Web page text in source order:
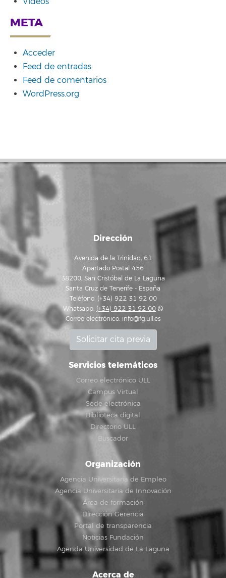
META
Acceder
Feed de entradas
Feed de comentarios
WordPress.org
Dirección
Avenida de la Trinidad, 61
Apartado Postal 456
38200, San Cristóbal de La Laguna
Santa Cruz de Tenerife - España
Teléfono: (+34) 922 31 92 00
Whatsapp: (+34) 922 31 92 00
Correo electrónico: info@fg.ull.es
Solicitar cita previa
Servicios telemáticos
Correo electrónico ULL
Campus Virtual
Sede electrónica
Biblioteca digital
Directorio ULL
Buscador
Organización
Agencia Universitaria de Empleo
Agencia Universitaria de Innovación
Área de formación
Dirección Gerencia
Portal de transparencia
Noticias Fundación
Agenda Universidad de La Laguna
Acerca de